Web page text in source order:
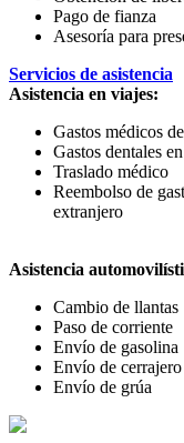
Pago de fianza
Asesoría para
Servicios de asistencia
Asistencia en viajes:
Gastos médicos
Gastos dentales
Traslado médico
Reembolso de
extranjero
Asistencia
Cambio de llantas
Paso de corriente
Envío de gasolina
Envío de cerrajero
Envío de grúa